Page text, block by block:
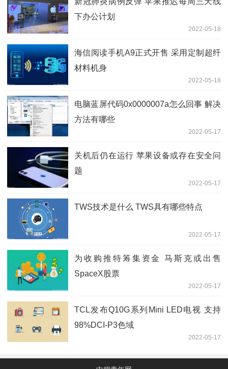
下办公计划
2022-05-18
海信阅读手机A9正式开售 采用定制超纤
材料机身
2022-05-18
电脑蓝屏代码0x0000007a怎么回事 解决
方法有哪些
2022-05-17
关机后仍在运行 苹果设备或存在安全问
题
2022-05-17
TWS技术是什么 TWS具有哪些特点
2022-05-17
为收购推特筹集资金 马斯克或出售
SpaceX股票
2022-05-17
TCL发布Q10G系列Mini LED电视 支持
98%DCI-P3色域
2022-05-17